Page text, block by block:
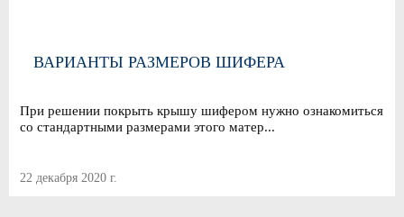
ВАРИАНТЫ РАЗМЕРОВ ШИФЕРА
При решении покрыть крышу шифером нужно ознакомиться
со стандартными размерами этого матер...
22 декабря 2020 г.